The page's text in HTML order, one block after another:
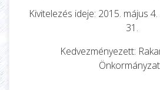
Kivitelezés ideje: 2015. május
31.
Kedvezményezett: